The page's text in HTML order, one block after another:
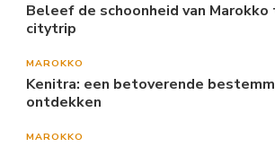
Beleef de schoonheid van
citytrip
MAROKKO
Kenitra: een betoverende
ontdekken
MAROKKO